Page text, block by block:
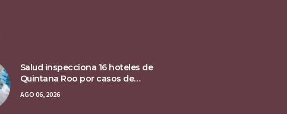
Salud inspecciona 16 hoteles de
Quintana Roo por casos de
ciclosporiasis
AGO 06, 2026